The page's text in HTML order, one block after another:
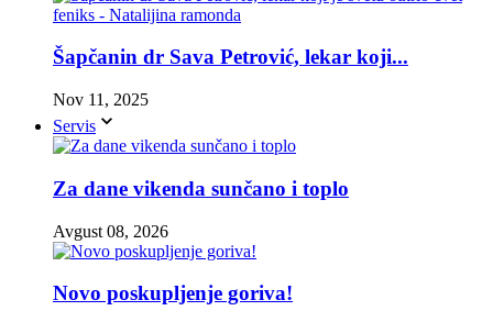
Šapčanin dr Sava Petrović, lekar koji...
Nov 11, 2025
Servis
Za dane vikenda sunčano i toplo
Avgust 08, 2026
Novo poskupljenje goriva!